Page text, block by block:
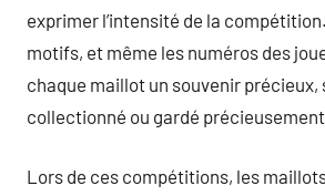
exprimer l’intensité de la
motifs, et même les numéros des
chaque maillot un souvenir précieux,
collectionné ou gardé
Lors de ces compétitions, les